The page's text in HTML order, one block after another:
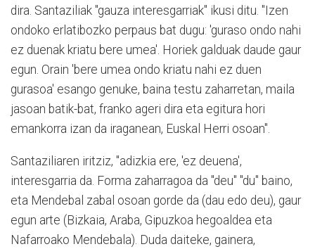
dira. Santaziliak "gauza interesgarriak" ikusi ditu. "Izen
ondoko erlatibozko perpaus bat dugu: 'guraso ondo nahi
ez duenak kriatu bere umea'. Horiek galduak daude gaur
egun. Orain 'bere umea ondo kriatu nahi ez duen
gurasoa' esango genuke, baina testu zaharretan, maila
jasoan batik-bat, franko ageri dira eta egitura hori
emankorra izan da iraganean, Euskal Herri osoan".
Santaziliaren iritziz, "adizkia ere, 'ez deuena',
interesgarria da. Forma zaharragoa da "deu" "du" baino,
eta Mendebal zabal osoan gorde da (dau edo deu), gaur
egun arte (Bizkaia, Araba, Gipuzkoa hegoaldea eta
Nafarroako Mendebala). Duda daiteke, gainera,